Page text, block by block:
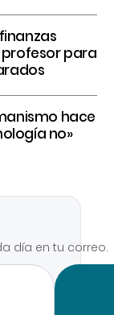
para
hace
no»
día en tu correo.